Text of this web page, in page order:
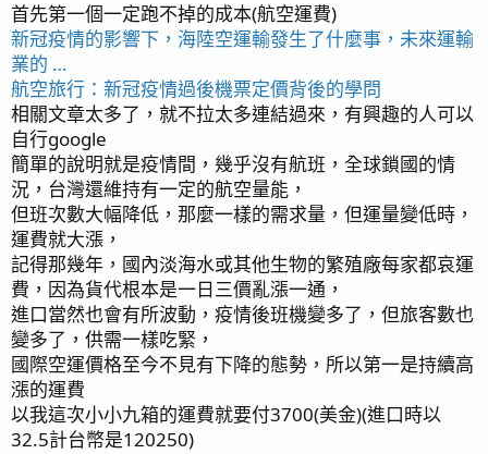
首先第一個一定跑不掉的成本(航空運費)
新冠疫情的影響下，海陸空運輸發生了什麼事，未來運輸
業的 …
航空旅行：新冠疫情過後機票定價背後的學問
相關文章太多了，就不拉太多連結過來，有興趣的人可以
自行google
簡單的說明就是疫情間，幾乎沒有航班，全球鎖國的情
況，台灣還維持有一定的航空量能，
但班次數大幅降低，那麼一樣的需求量，但運量變低時，
運費就大漲，
記得那幾年，國內淡海水或其他生物的繁殖廠每家都哀運
費，因為貨代根本是一日三價亂漲一通，
進口當然也會有所波動，疫情後班機變多了，但旅客數也
變多了，供需一樣吃緊，
國際空運價格至今不見有下降的態勢，所以第一是持續高
漲的運費
以我這次小小九箱的運費就要付3700(美金)(進口時以
32.5計台幣是120250)